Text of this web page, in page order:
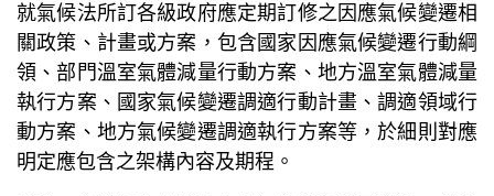
就氣候法所訂各級政府應定期訂修之因應氣候變遷相
關政策、計畫或方案，包含國家因應氣候變遷行動綱
領、部門溫室氣體減量行動方案、地方溫室氣體減量
執行方案、國家氣候變遷調適行動計畫、調適領域行
動方案、地方氣候變遷調適執行方案等，於細則對應
明定應包含之架構內容及期程。